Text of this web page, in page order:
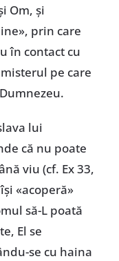
Om, și
prin care
în contact cu
pe care
lui
că nu poate
viu (cf. Ex 33,
«acoperă»
să-L poată
El se
se cu haina